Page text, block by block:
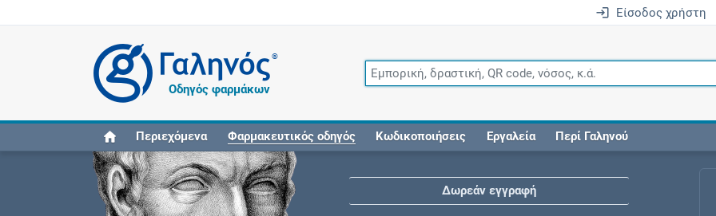
Είσοδος χρήστη
®
Οδηγός φαρμάκων
Περιεχόμενα Φαρμακευτικός οδηγός Κωδικοποιήσεις Εργαλεία Περί Γαληνού
Δωρεάν εγγραφή